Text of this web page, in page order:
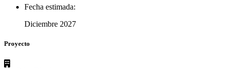
Fecha estimada:
Diciembre 2027
Proyecto